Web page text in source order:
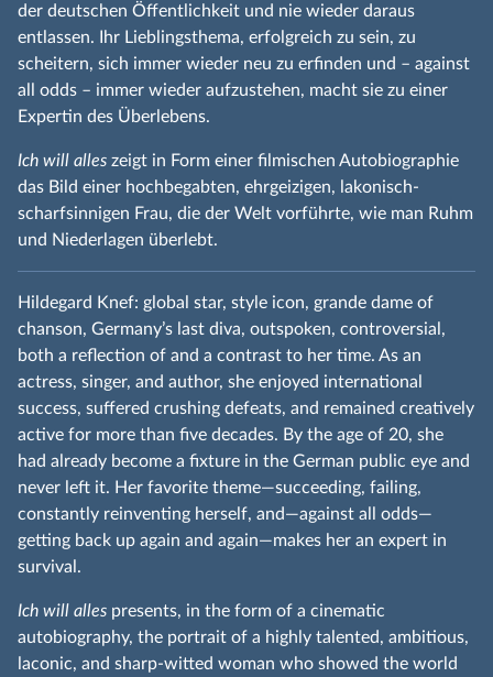
der deutschen Öffentlichkeit und nie wieder daraus
entlassen. Ihr Lieblingsthema, erfolgreich zu sein, zu
scheitern, sich immer wieder neu zu erfinden und – against
all odds – immer wieder aufzustehen, macht sie zu einer
Expertin des Überlebens.
Ich will alles zeigt in Form einer filmischen Autobiographie
das Bild einer hochbegabten, ehrgeizigen, lakonisch-
scharfsinnigen Frau, die der Welt vorführte, wie man Ruhm
und Niederlagen überlebt.
Hildegard Knef: global star, style icon, grande dame of
chanson, Germany’s last diva, outspoken, controversial,
both a reflection of and a contrast to her time. As an
actress, singer, and author, she enjoyed international
success, suffered crushing defeats, and remained creatively
active for more than five decades. By the age of 20, she
had already become a fixture in the German public eye and
never left it. Her favorite theme—succeeding, failing,
constantly reinventing herself, and—against all odds—
getting back up again and again—makes her an expert in
survival.
Ich will alles presents, in the form of a cinematic
autobiography, the portrait of a highly talented, ambitious,
laconic, and sharp-witted woman who showed the world